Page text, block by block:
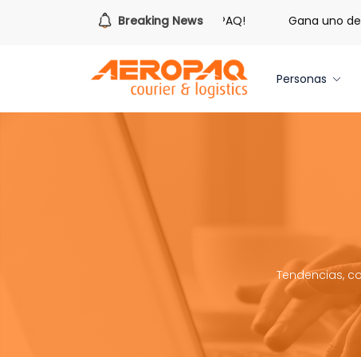
Breaking News
hora de redimir tus libras de Cash PAQ! Gana uno de
Personas
Tendencias,